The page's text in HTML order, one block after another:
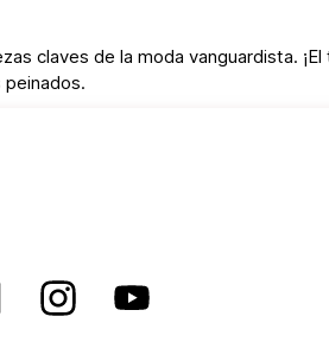
claves de la moda vanguardista.
citas, reuniones, celebraciones